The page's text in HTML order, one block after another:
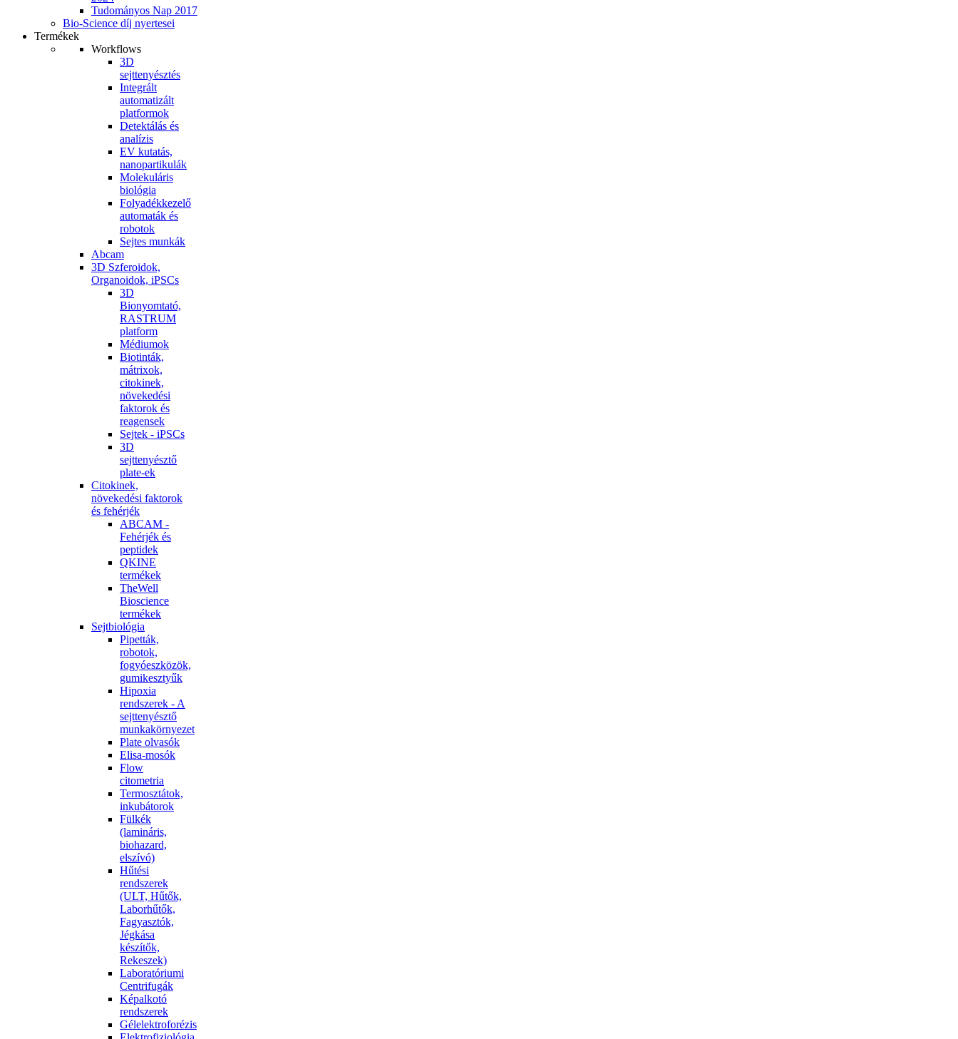
Tudományos Nap 2017
Bio-Science díj nyertesei
Termékek
Workflows
3D
sejttenyésztés
Integrált
automatizált
platformok
Detektálás és
analízis
EV kutatás,
nanopartikulák
Molekuláris
biológia
Folyadékkezelő
automaták és
robotok
Sejtes munkák
Abcam
3D Szferoidok,
Organoidok, iPSCs
3D
Bionyomtató,
RASTRUM
platform
Médiumok
Biotinták,
mátrixok,
citokinek,
növekedési
faktorok és
reagensek
Sejtek - iPSCs
3D
sejttenyésztő
plate-ek
Citokinek,
növekedési faktorok
és fehérjék
ABCAM -
Fehérjék és
peptidek
QKINE
termékek
TheWell
Bioscience
termékek
Sejtbiológia
Pipetták,
robotok,
fogyóeszközök,
gumikesztyűk
Hipoxia
rendszerek - A
sejttenyésztő
munkakörnyezet
Plate olvasók
Elisa-mosók
Flow
citometria
Termosztátok,
inkubátorok
Fülkék
(lamináris,
biohazard,
elszívó)
Hűtési
rendszerek
(ULT, Hűtők,
Laborhűtők,
Fagyasztók,
Jégkása
készítők,
Rekeszek)
Laboratóriumi
Centrifugák
Képalkotó
rendszerek
Gélelektroforézis